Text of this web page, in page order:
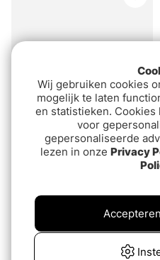
TFO LK Legacy Single
Hand Fly Rod
Wij gebruiken cookies
mogelijk te laten
en statistieken.
voor
gepersonaliseerde
lezen in onze Privacy